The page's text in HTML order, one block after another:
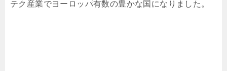
テク産業でヨーロッパ有数の豊かな国になりました。